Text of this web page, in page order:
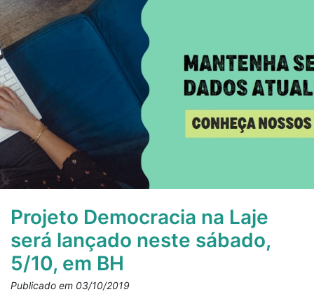
Projeto Democracia na Laje
será lançado neste sábado,
5/10, em BH
Publicado em 03/10/2019